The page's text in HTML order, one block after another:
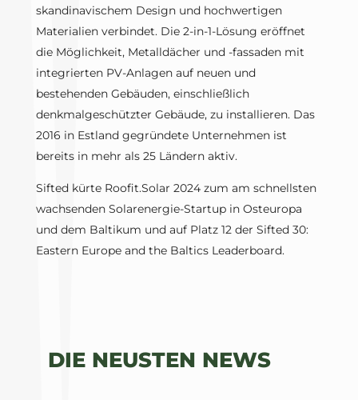
skandinavischem Design und hochwertigen
Materialien verbindet. Die 2-in-1-Lösung eröffnet
die Möglichkeit, Metalldächer und -fassaden mit
integrierten PV-Anlagen auf neuen und
bestehenden Gebäuden, einschließlich
denkmalgeschützter Gebäude, zu installieren. Das
2016 in Estland gegründete Unternehmen ist
bereits in mehr als 25 Ländern aktiv.
Sifted kürte Roofit.Solar 2024 zum am schnellsten
wachsenden Solarenergie-Startup in Osteuropa
und dem Baltikum und auf Platz 12 der Sifted 30:
Eastern Europe and the Baltics Leaderboard.
DIE NEUSTEN NEWS